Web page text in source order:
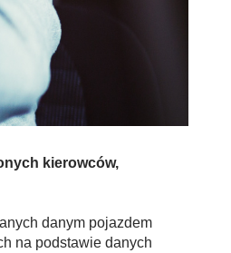
kierowców,
danym pojazdem
na podstawie danych